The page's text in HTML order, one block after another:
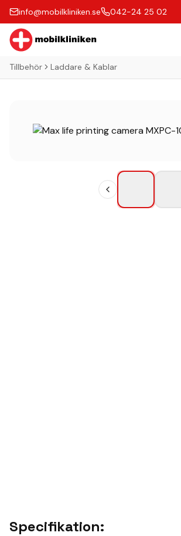
info@mobilkliniken.se 042-24 25 02
Tillbehör Laddare & Kablar
Specifikation: